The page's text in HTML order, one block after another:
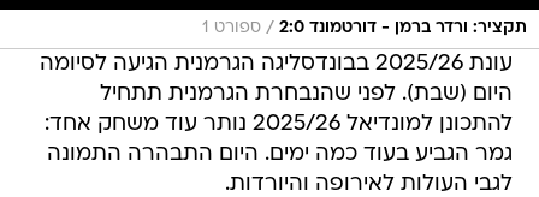
תקציר: ורדר ברמן - דורטמונד 2:0 / ספורט 1
עונת 2025/26 בבונדסליגה הגרמנית הגיעה לסיומה
היום (שבת). לפני שהנבחרת הגרמנית תתחיל
להתכונן למונדיאל 2025/26 נותר עוד משחק אחד:
גמר הגביע בעוד כמה ימים. היום התבהרה התמונה
לגבי העולות לאירופה והיורדות.